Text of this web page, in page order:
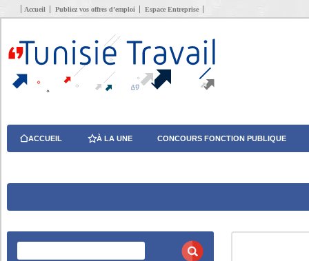
Accueil Publiez vos offres d’emploi Espace Entreprise
ACCUEIL À LA UNE CONCOURS FONCTION PUBLIQUE